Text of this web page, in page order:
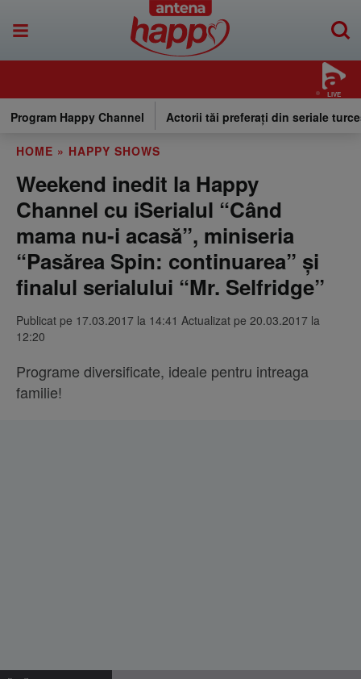
LIVE
Program Happy Channel Actorii tăi preferați din seriale
HOME » HAPPY SHOWS
Weekend inedit la Happy
Channel cu iSerialul “Când
mama nu-i acasă”, miniseria
“Pasărea Spin: continuarea” și
finalul serialului “Mr. Selfridge”
Publicat pe 17.03.2017 la 14:41 Actualizat pe 20.03.2017 la
12:20
Programe diversificate, ideale pentru intreaga
familie!